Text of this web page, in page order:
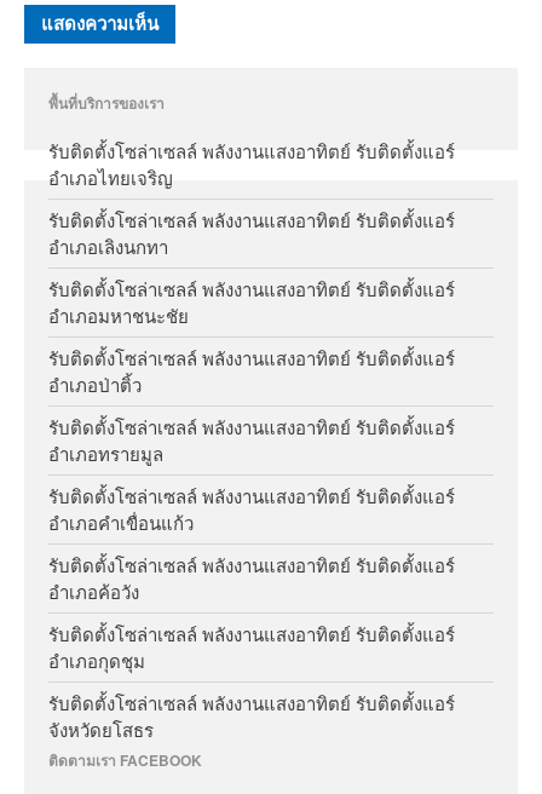
พื้นที่บริการของเรา
รับติดตั้งโซล่าเซลล์ พลังงานแสงอาทิตย์ รับติดตั้งแอร์
อำเภอไทยเจริญ
รับติดตั้งโซล่าเซลล์ พลังงานแสงอาทิตย์ รับติดตั้งแอร์
อำเภอเลิงนกทา
รับติดตั้งโซล่าเซลล์ พลังงานแสงอาทิตย์ รับติดตั้งแอร์
อำเภอมหาชนะชัย
รับติดตั้งโซล่าเซลล์ พลังงานแสงอาทิตย์ รับติดตั้งแอร์
อำเภอป่าติ้ว
รับติดตั้งโซล่าเซลล์ พลังงานแสงอาทิตย์ รับติดตั้งแอร์
อำเภอทรายมูล
รับติดตั้งโซล่าเซลล์ พลังงานแสงอาทิตย์ รับติดตั้งแอร์
อำเภอคำเขื่อนแก้ว
รับติดตั้งโซล่าเซลล์ พลังงานแสงอาทิตย์ รับติดตั้งแอร์
อำเภอค้อวัง
รับติดตั้งโซล่าเซลล์ พลังงานแสงอาทิตย์ รับติดตั้งแอร์
อำเภอกุดชุม
รับติดตั้งโซล่าเซลล์ พลังงานแสงอาทิตย์ รับติดตั้งแอร์
จังหวัดยโสธร
ติดตามเรา FACEBOOK